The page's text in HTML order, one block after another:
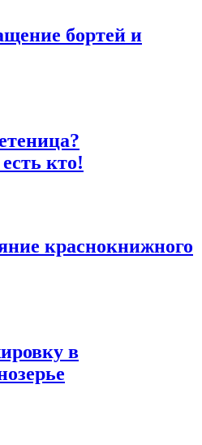
бортей и
кто!
краснокнижного
в